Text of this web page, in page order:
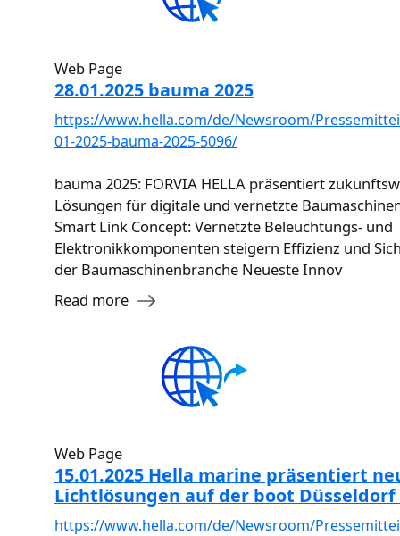
Web Page
28.01.2025 bauma 2025
https://www.hella.com/de/Newsroom/
01-2025-bauma-2025-5096/
bauma 2025: FORVIA HELLA präsentiert
Lösungen für digitale und vernetzte
Smart Link Concept: Vernetzte Beleuchtungs- und
Elektronikkomponenten steigern Effizienz und
der Baumaschinenbranche Neueste Innov
Read more
Web Page
15.01.2025 Hella marine präsentiert
Lichtlösungen auf der boot Düsseldorf
https://www.hella.com/de/Newsroom/